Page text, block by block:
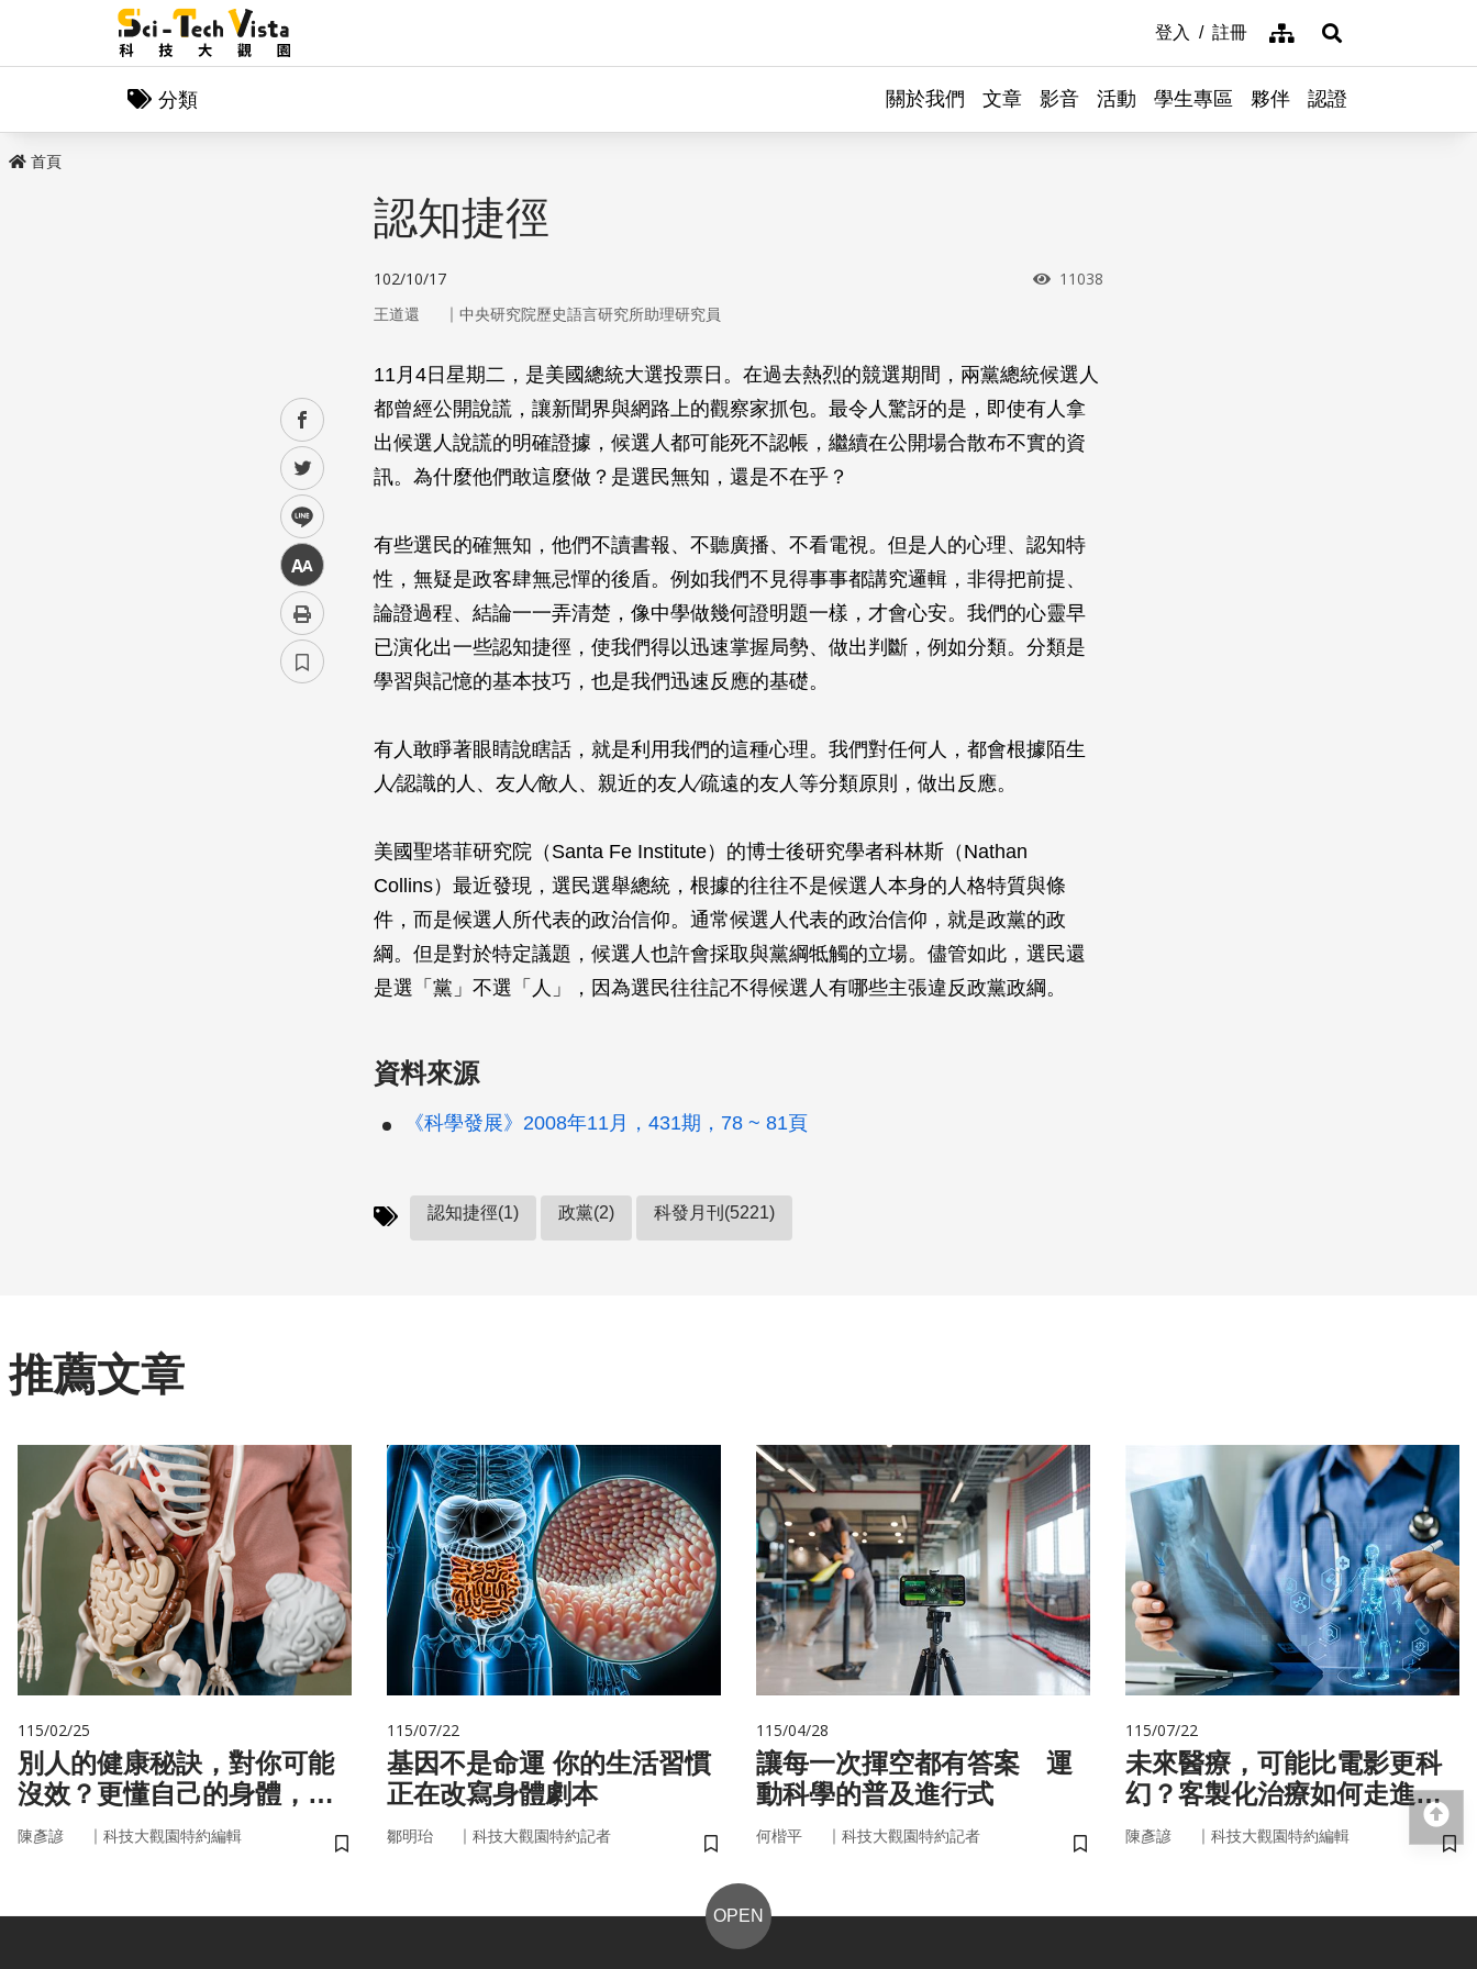
登入 註冊 網站導覽展開搜尋
分類 關於我們 文章 影音 活動 學生專區 夥伴 認證
首頁
facebook
twitter
line
中
認知捷徑
102/10/17 瀏覽次數
11038
王道還 ｜ 中央研究院歷史語言研究所助理研究員
11月4日星期二，是美國總統大選投票日。在過去熱烈的競選期間，兩黨總統候選人
都曾經公開說謊，讓新聞界與網路上的觀察家抓包。最令人驚訝的是，即使有人拿
出候選人說謊的明確證據，候選人都可能死不認帳，繼續在公開場合散布不實的資
訊。為什麼他們敢這麼做？是選民無知，還是不在乎？
有些選民的確無知，他們不讀書報、不聽廣播、不看電視。但是人的心理、認知特
性，無疑是政客肆無忌憚的後盾。例如我們不見得事事都講究邏輯，非得把前提、
論證過程、結論一一弄清楚，像中學做幾何證明題一樣，才會心安。我們的心靈早
已演化出一些認知捷徑，使我們得以迅速掌握局勢、做出判斷，例如分類。分類是
學習與記憶的基本技巧，也是我們迅速反應的基礎。
有人敢睜著眼睛說瞎話，就是利用我們的這種心理。我們對任何人，都會根據陌生
人∕認識的人、友人∕敵人、親近的友人∕疏遠的友人等分類原則，做出反應。
美國聖塔菲研究院（Santa Fe Institute）的博士後研究學者科林斯（Nathan
Collins）最近發現，選民選舉總統，根據的往往不是候選人本身的人格特質與條
件，而是候選人所代表的政治信仰。通常候選人代表的政治信仰，就是政黨的政
綱。但是對於特定議題，候選人也許會採取與黨綱牴觸的立場。儘管如此，選民還
是選「黨」不選「人」，因為選民往往記不得候選人有哪些主張違反政黨政綱。
資料來源
《科學發展》2008年11月，431期，78 ~ 81頁
認知捷徑(1) 政黨(2) 科發月刊(5221)
推薦文章
115/02/25
別人的健康秘訣，對你可能
沒效？更懂自己的身體，才
更能「精準健康」！
陳彥諺 ｜ 科技大觀園特約編輯
儲存書籤
115/07/22
基因不是命運 你的生活習慣
正在改寫身體劇本
鄒明珆 ｜ 科技大觀園特約記者
儲存書籤
115/04/28
讓每一次揮空都有答案 運
動科學的普及進行式
何楷平 ｜ 科技大觀園特約記者
儲存書籤
115/07/22
未來醫療，可能比電影更科
幻？客製化治療如何走進真
實世界
陳彥諺 ｜ 科技大觀園特約編輯
儲
OPEN
回